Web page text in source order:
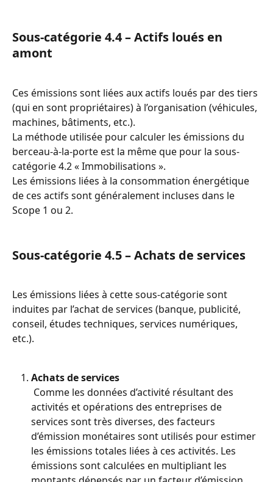
Sous-catégorie 4.4 – Actifs loués en
amont
Ces émissions sont liées aux actifs loués par des tiers
(qui en sont propriétaires) à l’organisation (véhicules,
machines, bâtiments, etc.).
La méthode utilisée pour calculer les émissions du
berceau-à-la-porte est la même que pour la sous-
catégorie 4.2 « Immobilisations ».
Les émissions liées à la consommation énergétique
de ces actifs sont généralement incluses dans le
Scope 1 ou 2.
Sous-catégorie 4.5 – Achats de services
Les émissions liées à cette sous-catégorie sont
induites par l’achat de services (banque, publicité,
conseil, études techniques, services numériques,
etc.).
Achats de services
activités et opérations des entreprises de
services sont très diverses, des facteurs
d’émission monétaires sont utilisés pour estimer
les émissions totales liées à ces activités. Les
émissions sont calculées en multipliant les